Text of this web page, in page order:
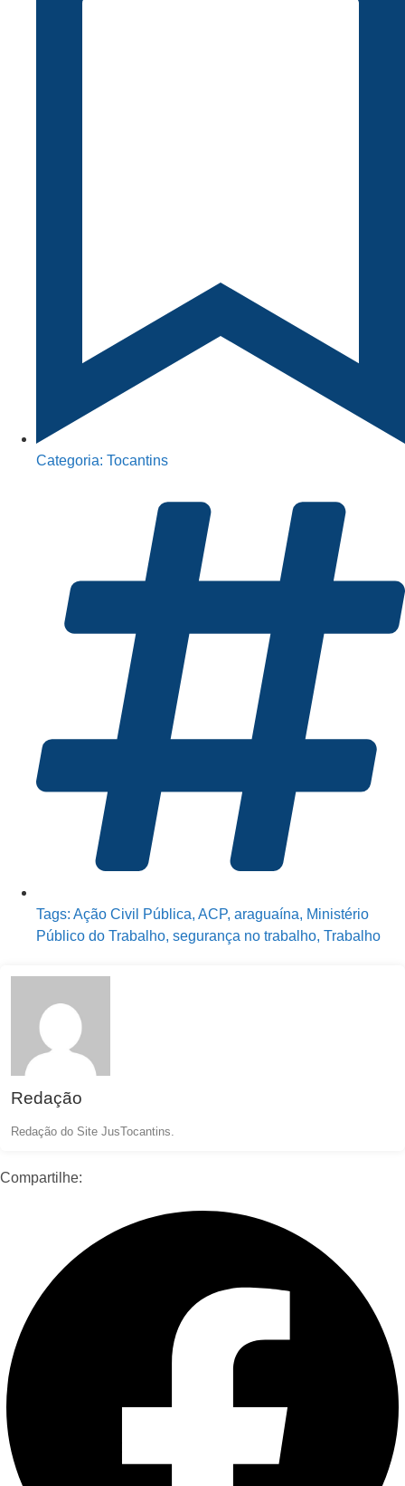
Categoria: Tocantins
Tags: Ação Civil Pública, ACP, araguaína, Ministério
Público do Trabalho, segurança no trabalho, Trabalho
Redação
Redação do Site JusTocantins.
Compartilhe: